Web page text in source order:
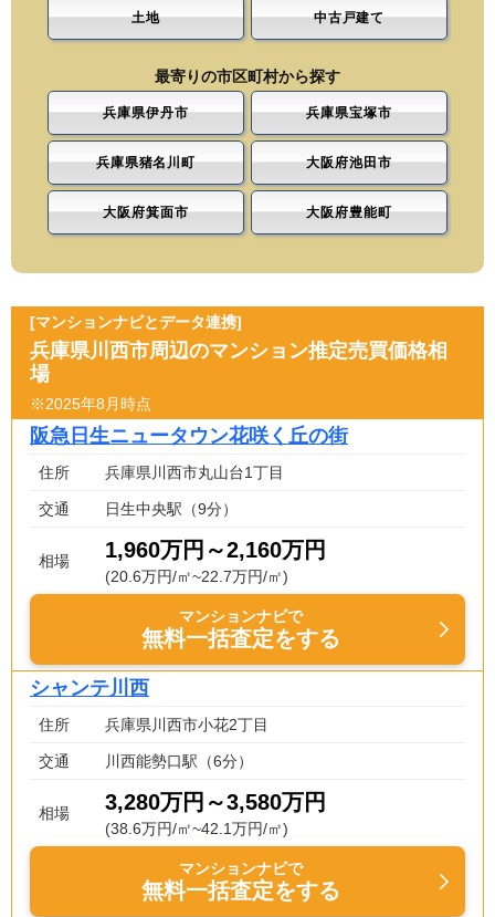
土地 中古戸建て
最寄りの市区町村から探す
兵庫県伊丹市 兵庫県宝塚市
兵庫県猪名川町 大阪府池田市
大阪府箕面市 大阪府豊能町
[マンションナビとデータ連携]
兵庫県川西市周辺のマンション推定売買価格相
場
※2025年8月時点
阪急日生ニュータウン花咲く丘の街
住所 兵庫県川西市丸山台1丁目
交通 日生中央駅（9分）
相場 1,960万円～2,160万円
(20.6万円/㎡~22.7万円/㎡)
マンションナビで
無料一括査定をする
シャンテ川西
住所 兵庫県川西市小花2丁目
交通 川西能勢口駅（6分）
相場 3,280万円～3,580万円
(38.6万円/㎡~42.1万円/㎡)
マンションナビで
無料一括査定をする